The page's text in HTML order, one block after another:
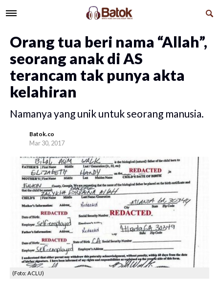
Orang tua beri nama “Allah”,
seorang anak di AS
terancam tak punya akta
kelahiran
Namanya yang unik untuk seorang manusia.
Batok.co
Mar 30, 2017
(Foto: ACLU)